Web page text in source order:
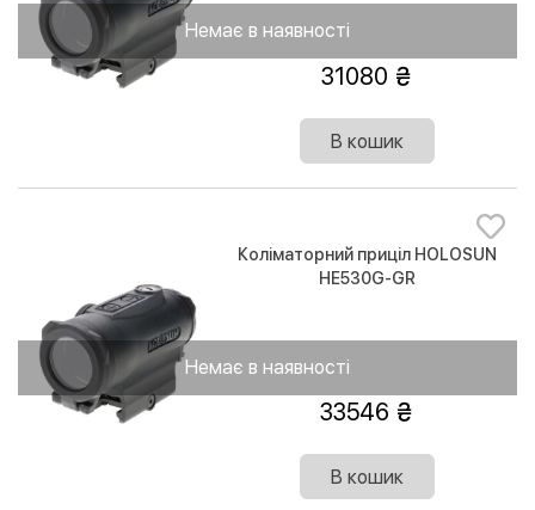
Немає в наявності
31080
В кошик
Немає в наявності
Коліматорний приціл HOLOSUN
HE530G-GR
33546
В кошик